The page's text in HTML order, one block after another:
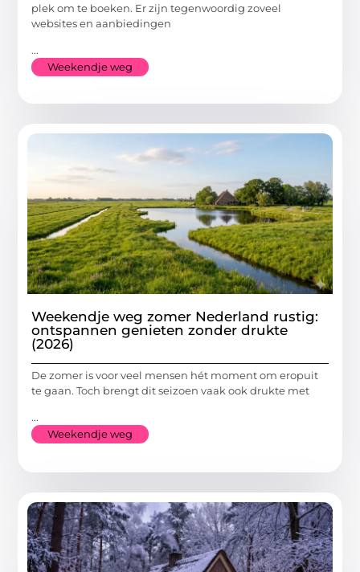
plek om te boeken. Er zijn tegenwoordig zoveel
websites en aanbiedingen
...
Weekendje weg
Weekendje weg zomer Nederland rustig:
ontspannen genieten zonder drukte
(2026)
De zomer is voor veel mensen hét moment om eropuit
te gaan. Toch brengt dit seizoen vaak ook drukte met
...
Weekendje weg